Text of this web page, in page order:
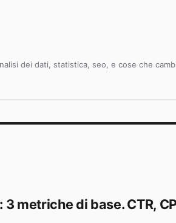
dei dati, statistica, seo, e cose che
metriche di base. CTR,